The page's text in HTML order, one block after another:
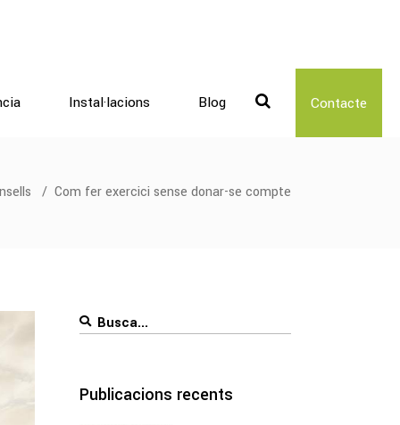
Instal·lacions Blog Contacte
/ Com fer exercici sense donar-se compte
Search
Publicacions recents